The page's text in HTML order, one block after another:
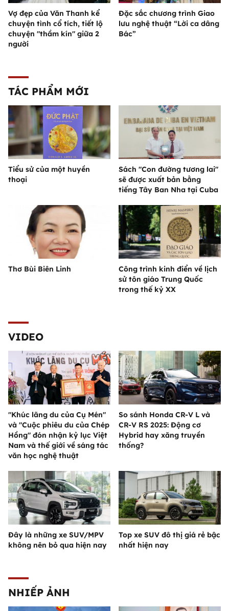
Vợ đẹp của Văn Thanh kể
chuyện tình cổ tích, tiết lộ
chuyện "thầm kín" giữa 2
người
Đặc sắc chương trình Giao
lưu nghệ thuật “Lời ca dâng
Bác”
TÁC PHẨM MỚI
Tiểu sử của một huyền
thoại
Sách "Con đường tương lai"
sẽ được xuất bản bằng
tiếng Tây Ban Nha tại Cuba
Thơ Bùi Biên Linh
Công trình kinh điển về lịch
sử tôn giáo Trung Quốc
trong thế kỷ XX
VIDEO
"Khúc lãng du của Cụ Mén"
và "Cuộc phiêu du của Chép
Hồng" đón nhận kỷ lục Việt
Nam và thế giới về sáng tác
văn học nghệ thuật
So sánh Honda CR-V L và
CR-V RS 2025: Động cơ
Hybrid hay xăng truyền
thống?
Đây là những xe SUV/MPV
không nên bỏ qua hiện nay
Top xe SUV đô thị giá rẻ bậc
nhất hiện nay
NHIẾP ẢNH